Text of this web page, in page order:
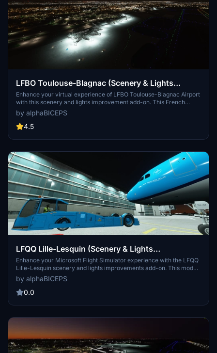
LFBO Toulouse-Blagnac (Scenery & Lights
Improvements)
Enhance your virtual experience of LFBO Toulouse-Blagnac Airport
with this scenery and lights improvement add-on. This French
airport, located in the outskirts of Toulouse, is the sixth busiest in
France. Experience upgraded night lighting and added hangars at
the Airbus site and airport club for a more realistic simulation.
by alphaBICEPS
4.5
LFQQ Lille-Lesquin (Scenery & Lights
Improvements)
Enhance your Microsoft Flight Simulator experience with the LFQQ
Lille-Lesquin scenery and lights improvements add-on. This mod
adds lights to the airport, enhancing gameplay during night cycles.
Make sure to check the dependencies before downloading and
installing this mod for optimal performance. Thank you to Mikea.at
by alphaBICEPS
0.0